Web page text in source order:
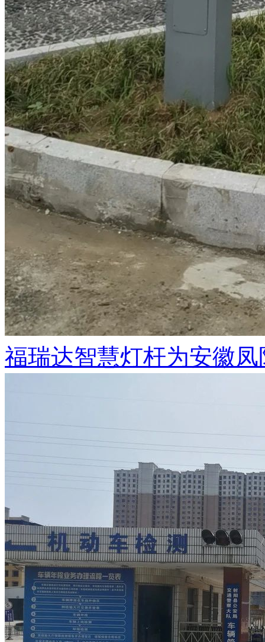
福瑞达智慧灯杆为安徽